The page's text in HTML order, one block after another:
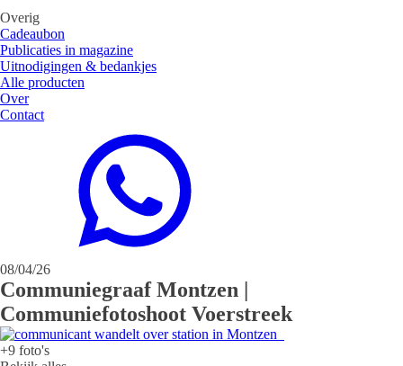
Overig
Cadeaubon
Publicaties in magazine
Uitnodigingen & bedankjes
Alle producten
Over
Contact
08/04/26
Communiegraaf Montzen |
Communiefotoshoot Voerstreek
+9 foto's